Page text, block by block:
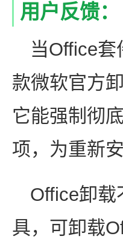
用户反馈：
当Office
款微软官方
它能强制彻
项，为重新
Office卸载
具，可卸载